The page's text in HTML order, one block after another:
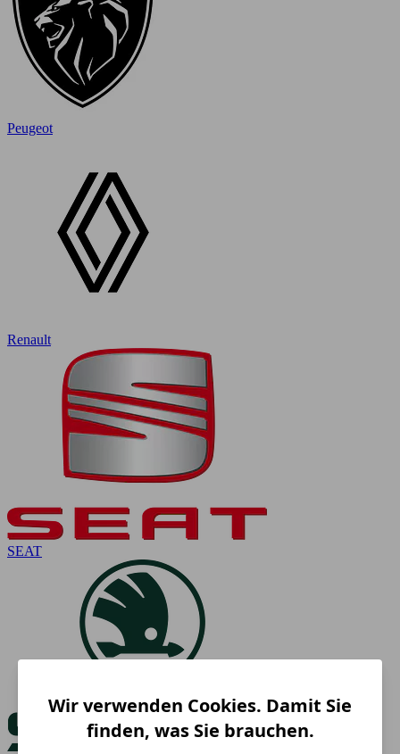
Peugeot
Renault
SEAT
Wir verwenden Cookies. Damit Sie
finden, was Sie brauchen.